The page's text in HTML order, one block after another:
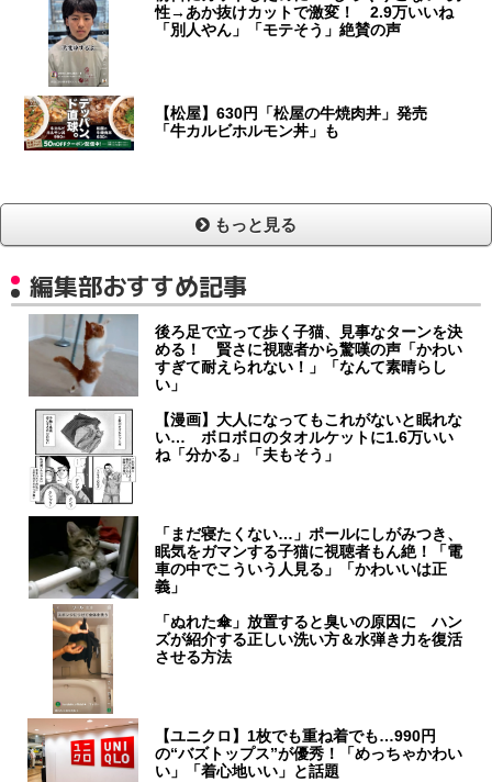
性→あか抜けカットで激変！ 2.9万いいね
「別人やん」「モテそう」絶賛の声
【松屋】630円「松屋の牛焼肉丼」発売
「牛カルビホルモン丼」も
もっと見る
編集部おすすめ記事
後ろ足で立って歩く子猫、見事なターンを決
める！ 賢さに視聴者から驚嘆の声「かわい
すぎて耐えられない！」「なんて素晴らし
い」
【漫画】大人になってもこれがないと眠れな
い… ボロボロのタオルケットに1.6万いい
ね「分かる」「夫もそう」
「まだ寝たくない…」ポールにしがみつき、
眠気をガマンする子猫に視聴者もん絶！「電
車の中でこういう人見る」「かわいいは正
義」
「ぬれた傘」放置すると臭いの原因に ハン
ズが紹介する正しい洗い方＆水弾き力を復活
させる方法
【ユニクロ】1枚でも重ね着でも…990円
の“バズトップス”が優秀！「めっちゃかわい
い」「着心地いい」と話題